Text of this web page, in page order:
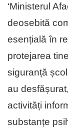
‘Ministerul
deosebită
esențială în
protejarea
siguranță
au
activități
substanțe